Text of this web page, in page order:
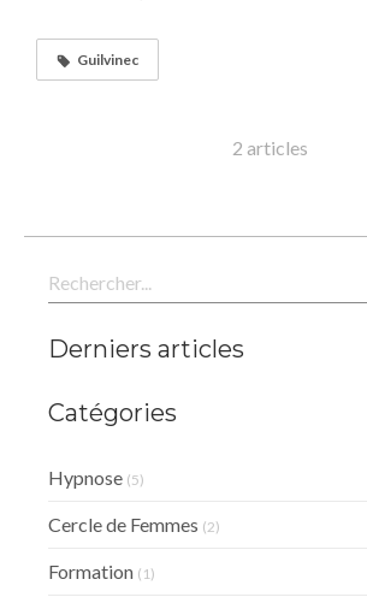
Guilvinec
2 articles
Rechercher
Derniers articles
Catégories
Hypnose (5)
Cercle de Femmes (2)
Formation (1)